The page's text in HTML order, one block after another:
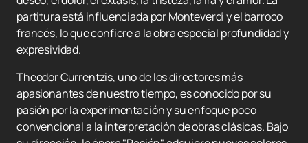
partitura está influenciada por Monteverdi y el barroco
francés, lo que confiere a la obra especial profundidad y
expresividad.
Theodor Currentzis, uno de los directores más
apasionantes de nuestro tiempo, es conocido por su
pasión por la experimentación y su enfoque poco
convencional a la interpretación de obras clásicas. Bajo